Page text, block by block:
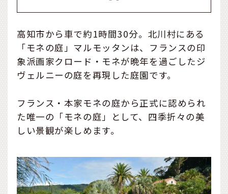
高知市から車で約1時間30分。北川村にある
「モネの庭」マルモッタンは、フランスの印
象派画家クロード・モネが晩年を過ごしたジ
ヴェルニーの庭を再現した庭園です。
フランス・本家モネの庭から正式に認められ
た唯一の「モネの庭」として、四季折々の美
しい景観が楽しめます。